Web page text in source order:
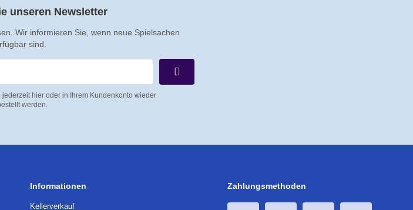
unseren Newsletter
Wir informieren Sie, wenn neue Spielsachen
sind.
hier oder in Ihrem Kundenkonto wieder
werden.
Informationen
Kellerverkauf
Zahlungsmethoden